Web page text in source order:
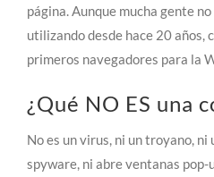
página. Aunque mucha gente
utilizando desde hace 20 años,
primeros navegadores para la
¿Qué NO ES una
No es un virus, ni un troyano, ni
spyware, ni abre ventanas pop-